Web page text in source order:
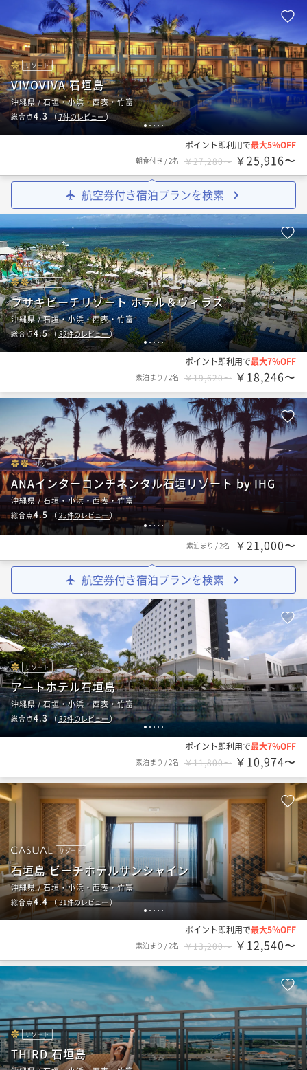
12345
リゾート
VIVOVIVA 石垣島
沖縄県 / 石垣・小浜・西表・竹富
総合点4.3 （7件のレビュー）
ポイント即利用で最大5％OFF
朝食付き /2名 ￥27,280〜 ￥25,916〜
航空券付き宿泊プランを検索
12345
リゾート
フサキビーチリゾート ホテル＆ヴィラズ
沖縄県 / 石垣・小浜・西表・竹富
総合点4.5（ 82件のレビュー）
ポイント即利用で最大7％OFF
素泊まり /2名 ￥19,620〜 ￥18,246〜
1 23 4 5
リゾート
ANAインターコンチネンタル石垣リゾート by IHG
沖縄県 / 石垣・小浜・西表・竹富
総合点4.5 （ 25件のレビュー）
素泊まり /2名 ￥21,000〜
航空券付き宿泊プランを検索
1 2 3 4 5
リゾート
アートホテル石垣島
沖縄県 / 石垣・小浜・西表・竹富
総合点4.3（ 32件のレビュー）
ポイント即利用で最大7％OFF
素泊まり /2名 ￥11,800〜 ￥10,974〜
1 2 3 4 5
リゾート
石垣島 ビーチホテルサンシャイン
沖縄県 / 石垣・小浜・西表・竹富
総合点4.4（31件のレビュー）
ポイント即利用で最大5％OFF
素泊まり /2名 ￥13,200〜 ￥12,540〜
リゾート
THIRD 石垣島